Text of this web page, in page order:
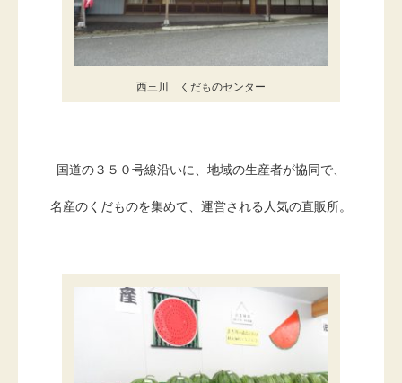
西三川 くだものセンター
国道の３５０号線沿いに、地域の生産者が協同で、
名産のくだものを集めて、運営される人気の直販所。